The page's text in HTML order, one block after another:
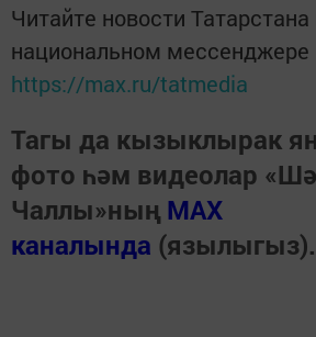
Читайте новости Татарстана
национальном
https://max.ru/tatmedia
Тагы да кызыклырак
фото һәм видеолар
Чаллы»ның MAX
каналында (язылыгыз).